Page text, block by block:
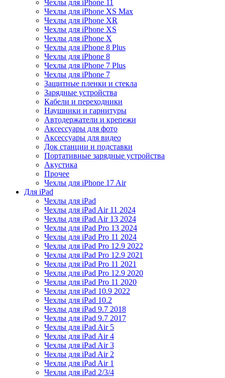
Чехлы для iPhone 11
Чехлы для iPhone XS Max
Чехлы для iPhone XR
Чехлы для iPhone XS
Чехлы для iPhone X
Чехлы для iPhone 8 Plus
Чехлы для iPhone 8
Чехлы для iPhone 7 Plus
Чехлы для iPhone 7
Защитные пленки и стекла
Зарядные устройства
Кабели и переходники
Наушники и гарнитуры
Автодержатели и крепежи
Аксессуары для фото
Аксессуары для видео
Док станции и подставки
Портативные зарядные устройства
Акустика
Прочее
Чехлы для iPhone 17 Air
Для iPad
Чехлы для iPad
Чехлы для iPad Air 11 2024
Чехлы для iPad Air 13 2024
Чехлы для iPad Pro 13 2024
Чехлы для iPad Pro 11 2024
Чехлы для iPad Pro 12.9 2022
Чехлы для iPad Pro 12.9 2021
Чехлы для iPad Pro 11 2021
Чехлы для iPad Pro 12.9 2020
Чехлы для iPad Pro 11 2020
Чехлы для iPad 10.9 2022
Чехлы для iPad 10.2
Чехлы для iPad 9.7 2018
Чехлы для iPad 9.7 2017
Чехлы для iPad Air 5
Чехлы для iPad Air 4
Чехлы для iPad Air 3
Чехлы для iPad Air 2
Чехлы для iPad Air 1
Чехлы для iPad 2/3/4